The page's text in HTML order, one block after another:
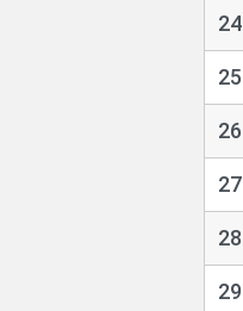
24
25
26
27
28
29